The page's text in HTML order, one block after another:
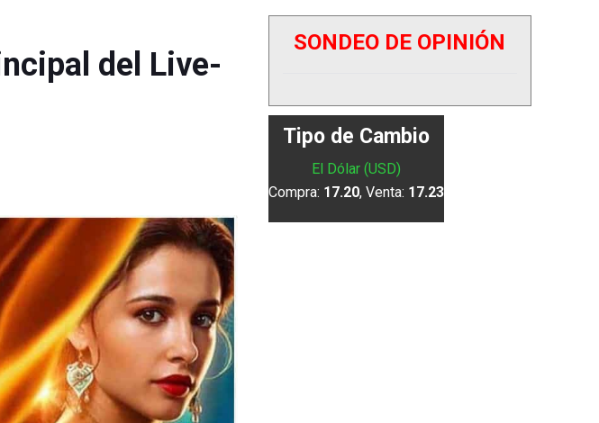
del Live-
SONDEO DE OPINIÓN
Tipo de Cambio
El Dólar (USD)
Compra: 17.20, Venta: 17.23